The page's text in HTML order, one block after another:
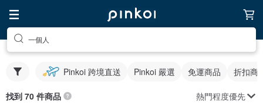
一個人
Pinkoi 跨境直送 Pinkoi 嚴選 免運商品 折扣商
找到 70 件商品 熱門程度優先